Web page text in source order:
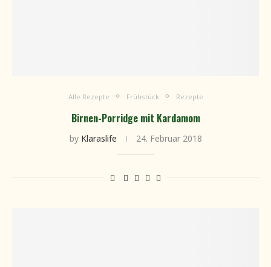
Alle Rezepte Frühstück Rezepte
Birnen-Porridge mit Kardamom
by Klaraslife 24. Februar 2018